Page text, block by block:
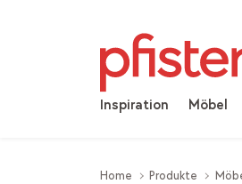
Inspiration Möbel
Home Produkte